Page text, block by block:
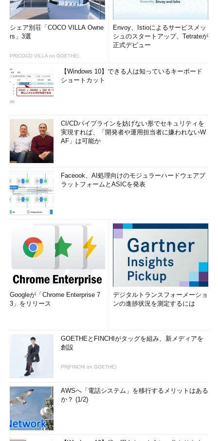
わかるSQLとデータ設計』『シェルの基本テクニック』など。
2011年より、地方自治体の在宅就業支援事業にてPC基礎および
Microsoft Office関連の教材作成およびeラーニング指導を担
当。
シェア別荘「COCO VILLA Owne
rs」3選
PR(COCO VILLA on GOETHE)
Envoy、Istioによるサービスメッ
シュのスタートアップ、Tetrateが
正式デビュー
【Windows 10】できる人は知っているキーボード
ショートカット
CI/CDパイプラインを妨げない形でセキュリティを
実現すれば、「開発者や運用担当者に嫌われないW
AF」は可能か
Faceook、AI処理向けのモジュラーハードウェアプ
ラットフォームとASICを発表
Googleが「Chrome Enterprise 7
3」をリリース
デジタルトランスフォーメーショ
ンの進捗状況を測定するには
GOETHEとFINCHIがタッグを組み、新メディアを
創設
PR(FINCHI on GOETHE)
AWSへ「電話システム」を移行するメリットはある
か？ (1/2)